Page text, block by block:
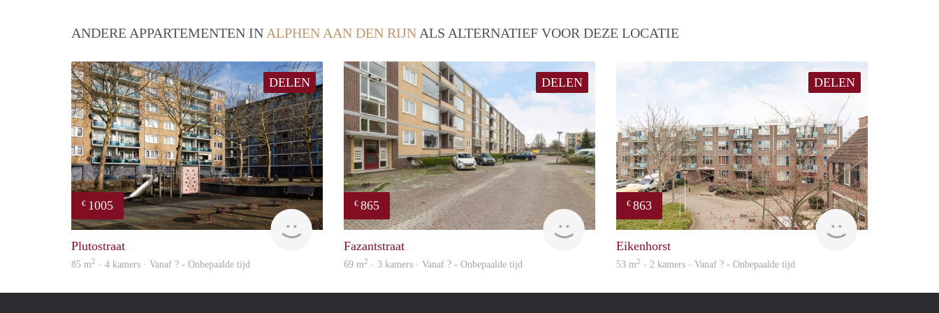
ANDERE APPARTEMENTEN IN ALPHEN AAN DEN RIJN ALS ALTERNATIEF VOOR DEZE LOCATIE
DELEN
€ 1005
Woning
Plutostraat
85 m2 · 4 kamers · Vanaf ? - Onbepaalde tijd
DELEN
€ 865
finder
Fazantstraat
69 m2 · 3 kamers · Vanaf ? - Onbepaalde tijd
DELEN
€ 863
Woning
Eikenhorst
53 m2 · 2 kamers · Vanaf ? - Onbepaalde tijd